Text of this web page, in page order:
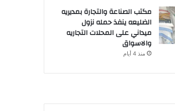
مكتب الصناعة والتجارة بمديريه
الضليعه ينفذ حمله نزول
ميداني على المحلات التجاريه
والاسواق
منذ 4 أيام